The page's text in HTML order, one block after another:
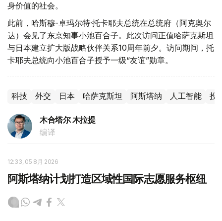
身价值的社会。
此前，哈斯穆-卓玛尔特·托卡耶夫总统在总统府（阿克奥尔
达）会见了东京知事小池百合子。此次访问正值哈萨克斯坦
与日本建立扩大版战略伙伴关系10周年前夕。访问期间，托
卡耶夫总统向小池百合子授予一级“友谊”勋章。
科技 外交 日本 哈萨克斯坦 阿斯塔纳 人工智能 投
木合塔尔 木拉提
编译
12:33, 05 8月 2026
阿斯塔纳计划打造区域性国际志愿服务枢纽